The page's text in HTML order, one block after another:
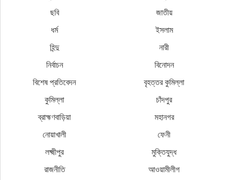
ছবি
জাতীয়
ধর্ম
ইসলাম
হিন্দু
নারী
নির্বাচন
বিনোদন
বিশেষ প্রতিবেদন
বৃহত্তর কুমিল্লা
কুমিল্লা
চাঁদপুর
ব্রাহ্মণবাড়িয়া
মহানগর
নোয়াখালী
ফেনী
লক্ষ্মীপুর
মুক্তিযুদ্ধ
রাজনীতি
আওয়ামীলীগ